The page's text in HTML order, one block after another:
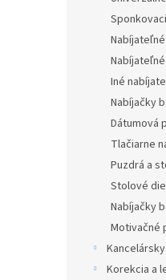
Iné
Nabíjačky
Dátumová
Tlačiarne
Puzdrá a
Stolové
Nabíjačky
Motivačné
Korekcia a